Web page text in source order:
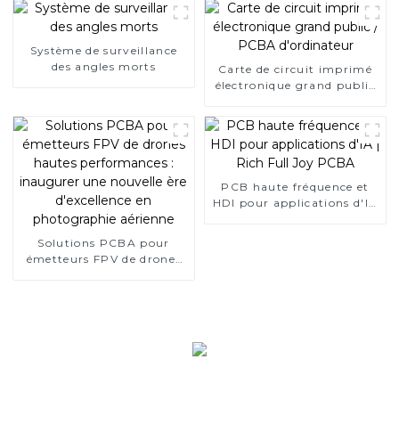
Système de surveillance
des angles morts
Carte de circuit imprimé
électronique grand public
Solutions PCBA pour
émetteurs FPV de drones
PCB haute fréquence et
HDI pour applications d'IA